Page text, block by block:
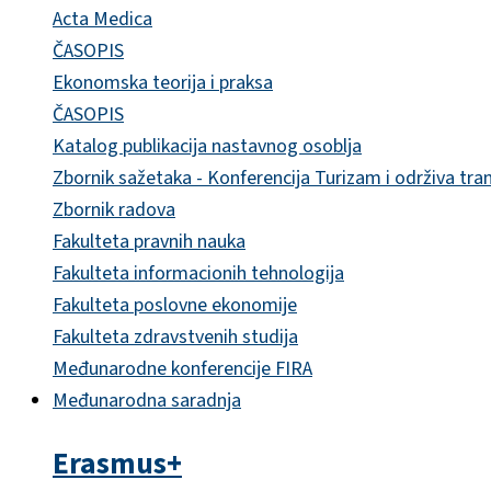
Acta Medica
ČASOPIS
Ekonomska teorija i praksa
ČASOPIS
Katalog publikacija nastavnog osoblja
Zbornik sažetaka - Konferencija Turizam i održiva
Zbornik radova
Fakulteta pravnih nauka
Fakulteta informacionih tehnologija
Fakulteta poslovne ekonomije
Fakulteta zdravstvenih studija
Međunarodne konferencije FIRA
Međunarodna saradnja
Erasmus+